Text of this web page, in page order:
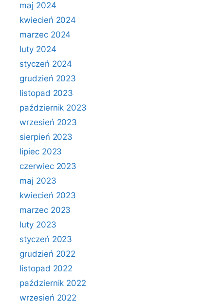
maj 2024
kwiecień 2024
marzec 2024
luty 2024
styczeń 2024
grudzień 2023
listopad 2023
październik 2023
wrzesień 2023
sierpień 2023
lipiec 2023
czerwiec 2023
maj 2023
kwiecień 2023
marzec 2023
luty 2023
styczeń 2023
grudzień 2022
listopad 2022
październik 2022
wrzesień 2022